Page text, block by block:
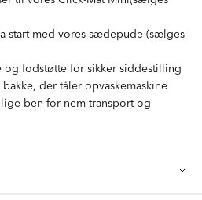
start med vores sædepude (sælges
og fodstøtte for sikker siddestilling
der tåler opvaskemaskine
ben for nem transport og